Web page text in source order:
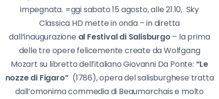
impegnata. =ggi sabato 15 agosto, alle 21.10, Sky
Classica HD mette in onda – in diretta
dall’inaugurazione al Festival di Salisburgo – la prima
delle tre opere felicemente create da Wolfgang
Mozart su libretto dell’italiano Giovanni Da Ponte: “Le
nozze di Figaro” (1786), opera del salisburghese tratta
dall’omonima commedia di Beaumarchais e molto